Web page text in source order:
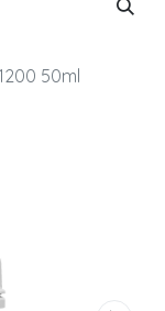
50ml